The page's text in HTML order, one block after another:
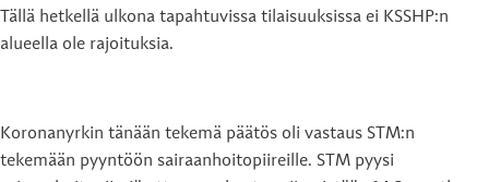
Tällä hetkellä ulkona tapahtuvissa tilaisuuksissa ei KSSHP:n
alueella ole rajoituksia.
Koronanyrkin tänään tekemä päätös oli vastaus STM:n
tekemään pyyntöön sairaanhoitopiireille. STM pyysi